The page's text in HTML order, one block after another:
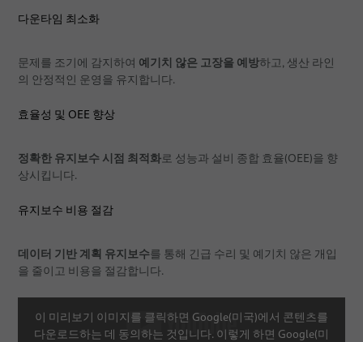
다운타임 최소화
문제를 조기에 감지하여 예기치 않은 고장을 예방하고, 생산 라인
의 안정적인 운영을 유지합니다.
효율성 및 OEE 향상
정확한 유지보수 시점 최적화로 성능과 설비 종합 효율(OEE)을 향
상시킵니다.
유지보수 비용 절감
데이터 기반 계획 유지보수를 통해 긴급 수리 및 예기치 않은 개입
을 줄이고 비용을 절감합니다.
이 미리보기 이미지를 클릭하면 Google(미국)에서 콘텐츠를
다운로드하는 데 동의하는 것입니다. 이렇게 하면 Google(미